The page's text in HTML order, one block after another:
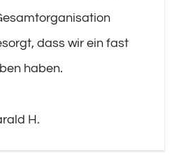
dass wir ein fast
haben.
H.